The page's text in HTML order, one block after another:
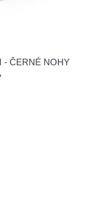
- ČERNÉ NOHY